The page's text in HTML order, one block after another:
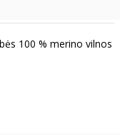
100 % merino vilnos